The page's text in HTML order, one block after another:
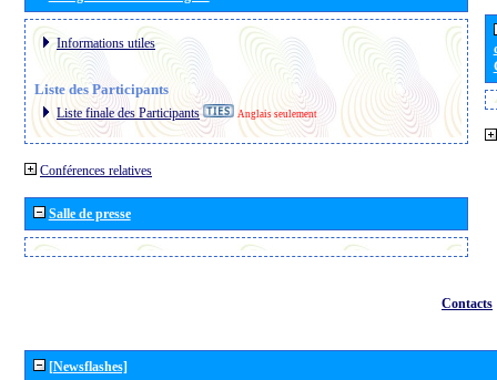
Informations utiles
Liste des Participants
Liste finale des Participants Anglais seulement
Conférences relatives
Salle de presse
Contacts
[Newsflashes]